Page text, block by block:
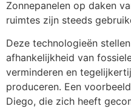
Zonnepanelen op daken
ruimtes zijn steeds
Deze technologieën
afhankelijkheid van
verminderen en
produceren. Een
Diego, die zich heeft